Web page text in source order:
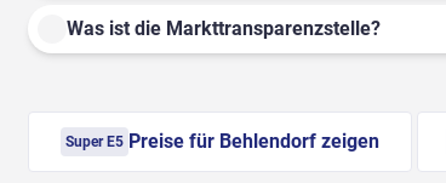
Was ist die Markttransparenzstelle?
Super E5 Preise für Behlendorf zeigen